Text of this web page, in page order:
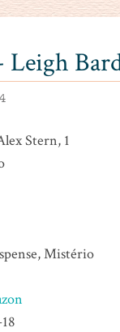
Leigh
Stern, 1
Mistério